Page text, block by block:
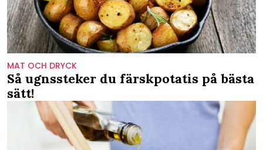
MAT OCH DRYCK
Så ugnssteker du färskpotatis på bästa
sätt!